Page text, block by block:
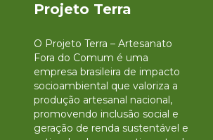
Projeto Terra
O Projeto Terra – Artesanato
Fora do Comum é uma
empresa brasileira de impacto
socioambiental que valoriza a
produção artesanal nacional,
promovendo inclusão social e
geração de renda sustentável e